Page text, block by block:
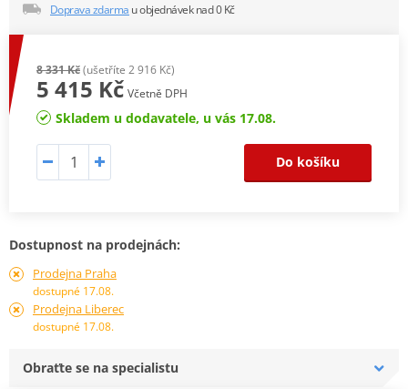
Doprava zdarma u objednávek nad 0 Kč
8 331 Kč(ušetříte 2 916 Kč)
5 415 Kč Včetně DPH
Skladem u dodavatele, u vás 17.08.
Do košíku
Dostupnost na prodejnách:
Prodejna Praha
dostupné 17.08.
Prodejna Liberec
dostupné 17.08.
Obraťte se na specialistu